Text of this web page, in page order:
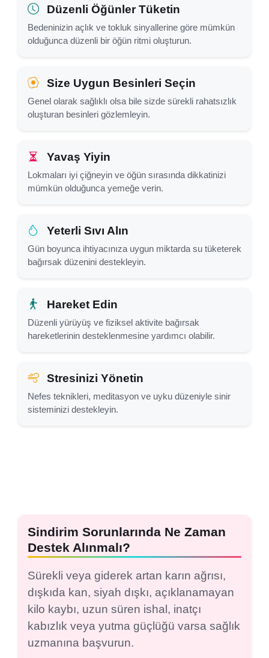
Düzenli Öğünler Tüketin
Bedeninizin açlık ve tokluk sinyallerine göre mümkün
olduğunca düzenli bir öğün ritmi oluşturun.
Size Uygun Besinleri Seçin
Genel olarak sağlıklı olsa bile sizde sürekli rahatsızlık
oluşturan besinleri gözlemleyin.
Yavaş Yiyin
Lokmaları iyi çiğneyin ve öğün sırasında dikkatinizi
mümkün olduğunca yemeğe verin.
Yeterli Sıvı Alın
Gün boyunca ihtiyacınıza uygun miktarda su tüketerek
bağırsak düzenini destekleyin.
Hareket Edin
Düzenli yürüyüş ve fiziksel aktivite bağırsak
hareketlerinin desteklenmesine yardımcı olabilir.
Stresinizi Yönetin
Nefes teknikleri, meditasyon ve uyku düzeniyle sinir
sisteminizi destekleyin.
Sindirim Sorunlarında Ne Zaman
Destek Alınmalı?
Sürekli veya giderek artan karın ağrısı,
dışkıda kan, siyah dışkı, açıklanamayan
kilo kaybı, uzun süren ishal, inatçı
kabızlık veya yutma güçlüğü varsa sağlık
uzmanına başvurun.